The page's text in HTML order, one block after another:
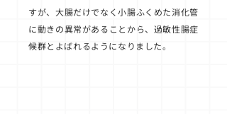
すが、大腸だけでなく小腸ふくめた消化管
に動きの異常があることから、過敏性腸症
候群とよばれるようになりました。